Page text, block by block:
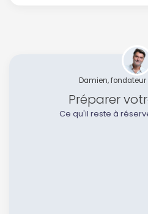
Damien,
Préparer
Ce qu'il reste à